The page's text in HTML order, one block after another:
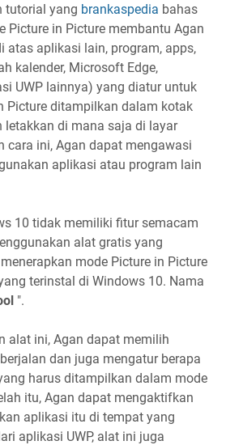
tutorial yang brankaspedia bahas
Picture in Picture membantu Agan
atas aplikasi lain, program, apps,
kalender, Microsoft Edge,
UWP lainnya) yang diatur untuk
Picture ditampilkan dalam kotak
letakkan di mana saja di layar
cara ini, Agan dapat mengawasi
aplikasi atau program lain
10 tidak memiliki fitur semacam
alat gratis yang
mode Picture in Picture
terinstal di Windows 10. Nama
".
alat ini, Agan dapat memilih
dan juga mengatur berapa
harus ditampilkan dalam mode
itu, Agan dapat mengaktifkan
aplikasi itu di tempat yang
aplikasi UWP, alat ini juga